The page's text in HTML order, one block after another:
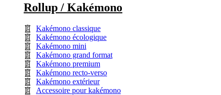
Rollup / Kakémono
Kakémono classique
Kakémono écologique
Kakémono mini
Kakémono grand format
Kakémono premium
Kakémono recto-verso
Kakémono extérieur
Accessoire pour kakémono